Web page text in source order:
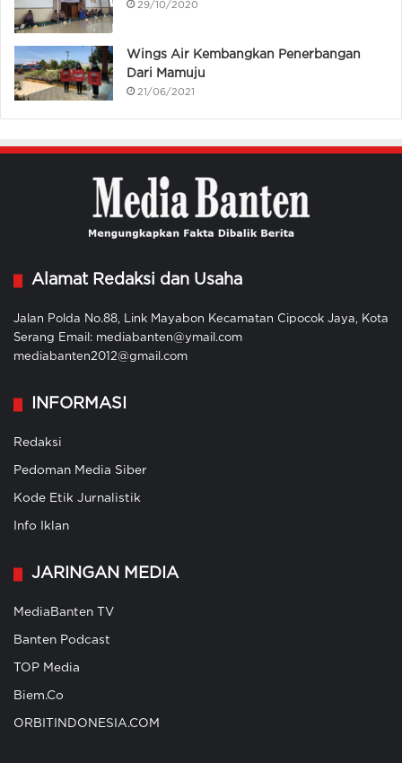
29/10/2020
Wings Air Kembangkan Penerbangan
Dari Mamuju
21/06/2021
Alamat Redaksi dan Usaha
Jalan Polda No.88, Link Mayabon Kecamatan Cipocok Jaya, Kota
Serang Email: mediabanten@ymail.com
mediabanten2012@gmail.com
INFORMASI
Redaksi
Pedoman Media Siber
Kode Etik Jurnalistik
Info Iklan
JARINGAN MEDIA
MediaBanten TV
Banten Podcast
TOP Media
Biem.Co
ORBITINDONESIA.COM